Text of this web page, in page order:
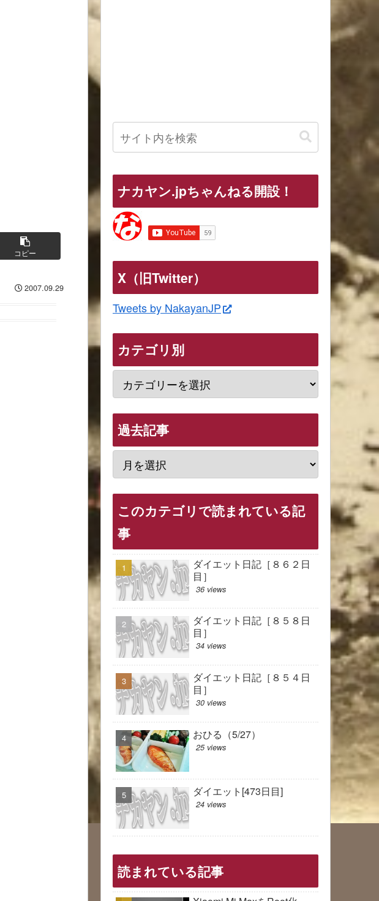
コピー
2007.09.29
ナカヤン.jpちゃんねる開設！
X（旧Twitter）
Tweets by NakayanJP
カテゴリ別
過去記事
このカテゴリで読まれている記
事
ダイエット日記［８６２日
目］
36 views
ダイエット日記［８５８日
目］
34 views
ダイエット日記［８５４日
目］
30 views
おひる（5/27）
25 views
ダイエット[473日目]
24 views
読まれている記事